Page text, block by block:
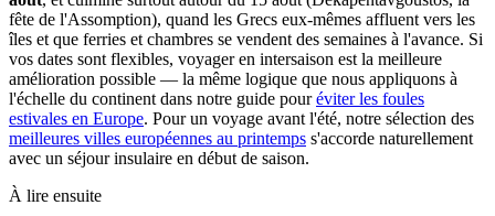
fête de l'Assomption), quand les Grecs eux-mêmes affluent vers les
îles et que ferries et chambres se vendent des semaines à l'avance. Si
vos dates sont flexibles, voyager en intersaison est la meilleure
amélioration possible — la même logique que nous appliquons à
l'échelle du continent dans notre guide pouréviter les foules
estivales en Europe. Pour un voyage avant l'été, notre sélection des
meilleures villes européennes au printemps s'accorde naturellement
avec un séjour insulaire en début de saison.
À lire ensuite